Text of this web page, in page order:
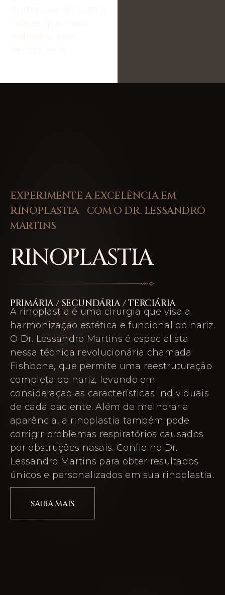
EXPERIMENTE A EXCELÊNCIA EM
RINOPLASTIA COM O DR. LESSANDRO
MARTINS
RINOPLASTIA
PRIMÁRIA / SECUNDÁRIA / TERCIÁRIA
A rinoplastia é uma cirurgia que visa a
harmonização estética e funcional do nariz.
O Dr. Lessandro Martins é especialista
nessa técnica revolucionária chamada
Fishbone, que permite uma reestruturação
completa do nariz, levando em
consideração as características individuais
de cada paciente. Além de melhorar a
aparência, a rinoplastia também pode
corrigir problemas respiratórios causados
por obstruções nasais. Confie no Dr.
Lessandro Martins para obter resultados
únicos e personalizados em sua rinoplastia.
SAIBA MAIS